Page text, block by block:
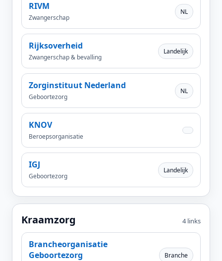
RIVM
Zwangerschap
NL
Rijksoverheid
Zwangerschap & bevalling
Landelijk
Zorginstituut Nederland
Geboortezorg
NL
KNOV
Beroepsorganisatie
IGJ
Geboortezorg
Landelijk
Kraamzorg 4 links
Brancheorganisatie
Geboortezorg
Branche